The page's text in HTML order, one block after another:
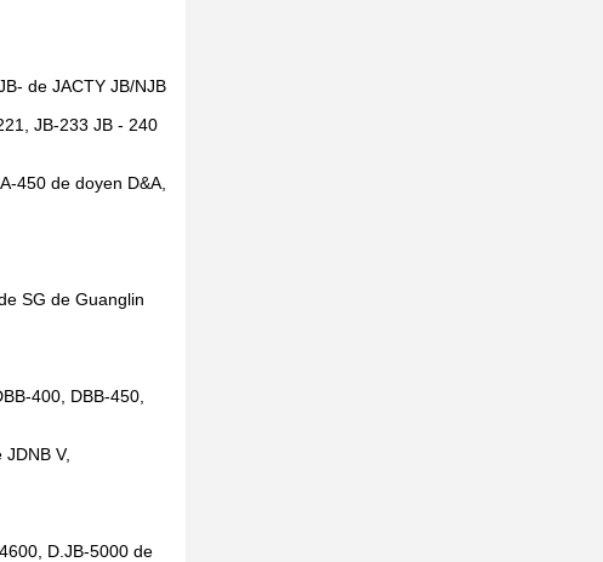
de JACTY JB/NJB
JB-233 JB - 240
450 de doyen D&A,
SG de Guanglin
400, DBB-450,
V,
D.JB-5000 de